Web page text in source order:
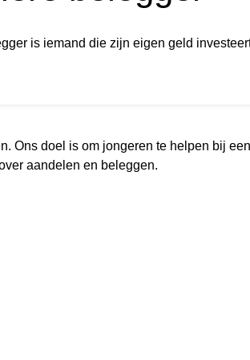
is iemand die zijn eigen geld
Ons doel is om jongeren te helpen bij
aandelen en beleggen.